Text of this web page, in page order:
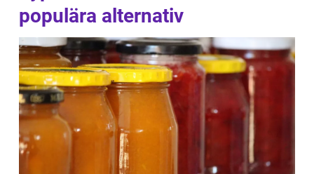
populära alternativ